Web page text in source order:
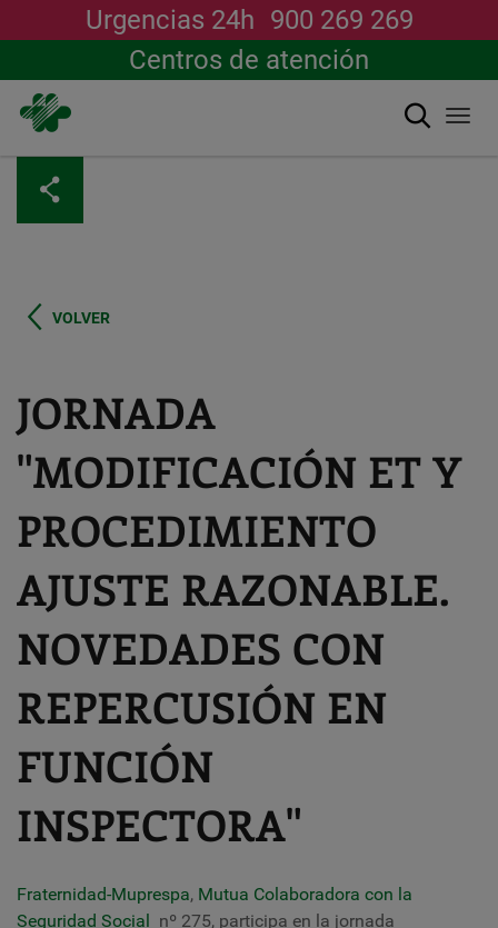
主
Urgencias 24h 900 269 269
Centros de atención
搜索
VOLVER
JORNADA
"MODIFICACIÓN ET Y
PROCEDIMIENTO
AJUSTE RAZONABLE.
NOVEDADES CON
REPERCUSIÓN EN
FUNCIÓN
INSPECTORA"
Fraternidad-Muprespa, Mutua Colaboradora con la
Seguridad Social nº 275, participa en la jornada